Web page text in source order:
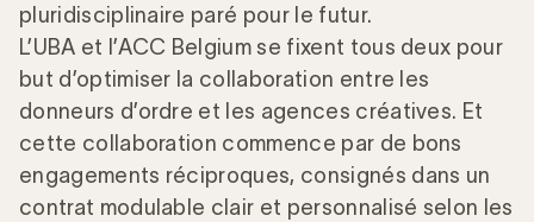
pluridisciplinaire paré pour le futur.
L’UBA et l’ACC Belgium se fixent tous deux pour
but d’optimiser la collaboration entre les
donneurs d’ordre et les agences créatives. Et
cette collaboration commence par de bons
engagements réciproques, consignés dans un
contrat modulable clair et personnalisé selon les